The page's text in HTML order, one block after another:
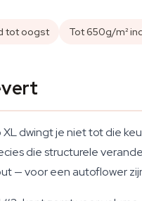
tot oogst Tot 650g/m²
dwingt je niet tot die
die structurele
— voor een autoflower